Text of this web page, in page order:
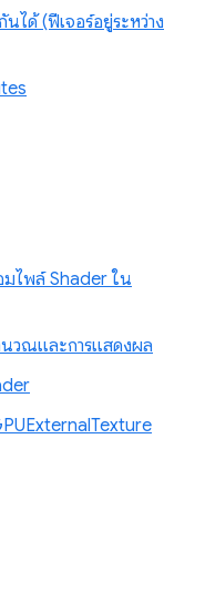
นได้ (ฟีเจอร์อยู่ระหว่าง
มไพล์ Shader ใน
นวณและการแสดงผล